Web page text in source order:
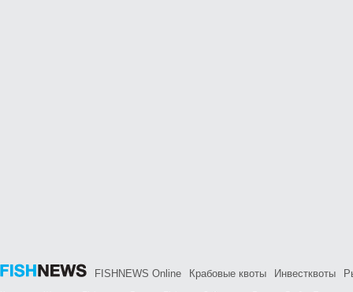
FISHNEWS Online Крабовые квоты Инвестквоты